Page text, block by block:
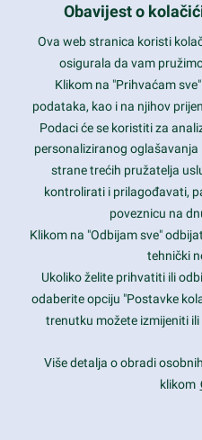
Latest trends and much
Contact Info
1600 Amphitheatre Parkway,
prothemes.net@gmail.com
Daily: 9:00 am - 6:00 pm
Sunday: Closed
Copyright 2017FRESHFACE© All
Obavijest o
Ova web stranica koristi
osigurala da vam
Klikom na "Prihvaćam
podataka, kao i na njihov
Podaci će se koristiti za
personaliziranog
strane trećih pružatelja
kontrolirati i prilagođavati,
poveznicu na
Klikom na "Odbijam sve"
tehnički
Ukoliko želite prihvatiti ili
odaberite opciju "Postavke
trenutku možete izmijeniti
Više detalja o obradi
klikom